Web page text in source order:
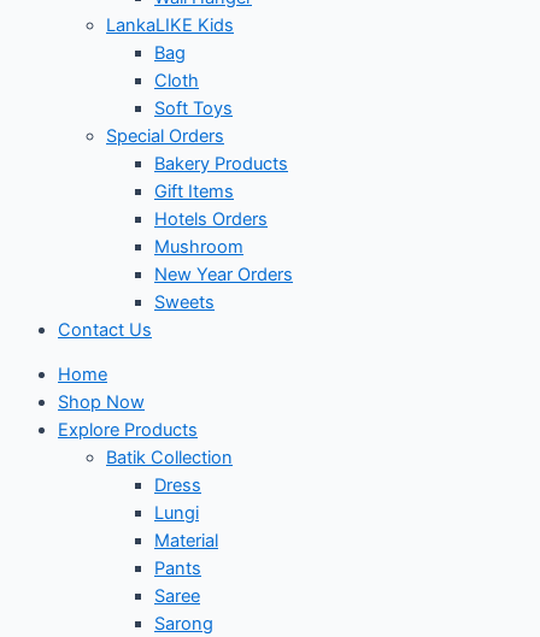
LankaLIKE Kids
Bag
Cloth
Soft Toys
Special Orders
Bakery Products
Gift Items
Hotels Orders
Mushroom
New Year Orders
Sweets
Contact Us
Home
Shop Now
Explore Products
Batik Collection
Dress
Lungi
Material
Pants
Saree
Sarong